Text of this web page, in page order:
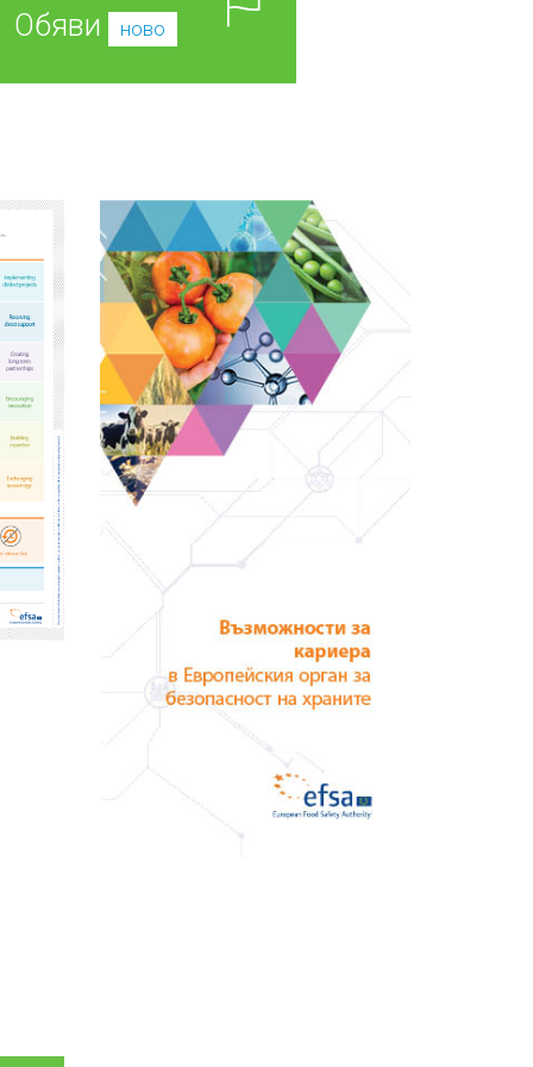
Обяви
ново